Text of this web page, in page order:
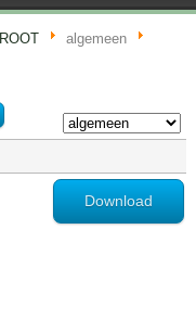
ROOT
algemeen
Download